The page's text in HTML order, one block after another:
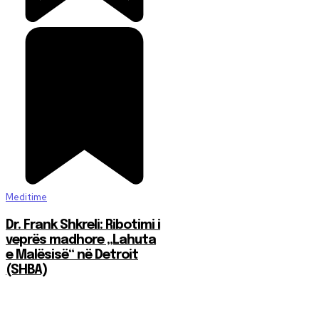
Meditime
Dr. Frank Shkreli: Ribotimi i
veprës madhore „Lahuta
e Malësisë“ në Detroit
(SHBA)